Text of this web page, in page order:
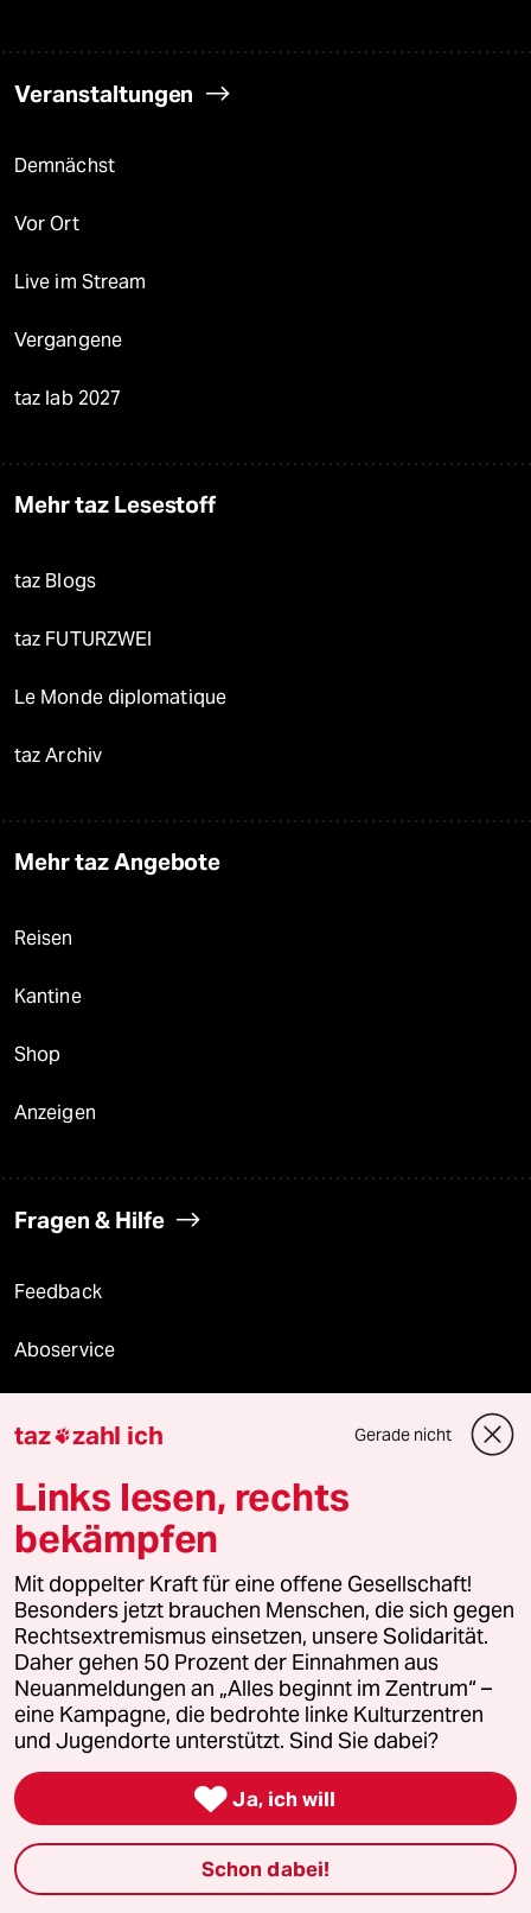
Veranstaltungen
Demnächst
Vor Ort
Live im Stream
Vergangene
taz lab 2027
Mehr taz Lesestoff
taz Blogs
taz FUTURZWEI
Le Monde diplomatique
taz Archiv
Mehr taz Angebote
Reisen
Kantine
Shop
Anzeigen
Fragen & Hilfe
Feedback
Aboservice
© 2026 taz Verlags und Vertriebs GmbH
Alle Rechte vorbehalten. Bei rechtlichen Fragen oder für Genehmigungen
wenden Sie sich bitte anlizenzen@taz.de
Feedback Redaktionsstatut Kommune-Richtlinien KI-
Leitlinie Informant Datenschutz Impressum AGB
Seitenwende Einwilligungen widerrufen (Ads)
taz zahl ich Gerade nicht
Links lesen, rechts
bekämpfen
Mit doppelter Kraft für eine offene Gesellschaft!
Besonders jetzt brauchen Menschen, die sich gegen
Rechtsextremismus einsetzen, unsere Solidarität.
Daher gehen 50 Prozent der Einnahmen aus
Neuanmeldungen an „Alles beginnt im Zentrum“ –
eine Kampagne, die bedrohte linke Kulturzentren
und Jugendorte unterstützt. Sind Sie dabei?
 Ja, ich will
Schon dabei!